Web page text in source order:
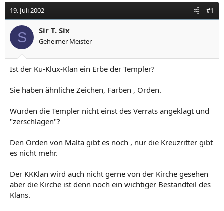
s
t
l
r
s
l
l
a
m
19. Juli 2002 #1
S Sir T. Six
Geheimer Meister
Ist der Ku-Klux-Klan ein Erbe der Templer?
Sie haben ähnliche Zeichen, Farben , Orden.
Wurden die Templer nicht einst des Verrats angeklagt und
"zerschlagen"?
Den Orden von Malta gibt es noch , nur die Kreuzritter gibt
es nicht mehr.
Der KKKlan wird auch nicht gerne von der Kirche gesehen
aber die Kirche ist denn noch ein wichtiger Bestandteil des
Klans.